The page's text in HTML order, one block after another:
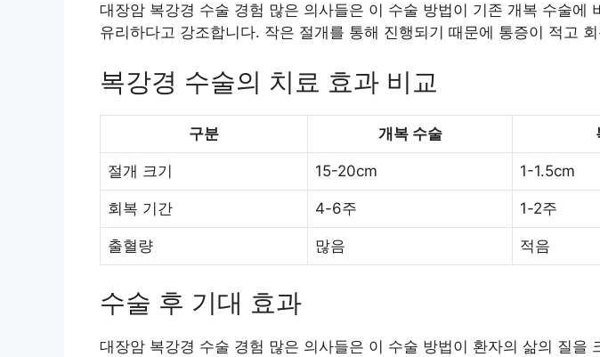
대장암 복강경 수술 경험 많은 의사들은 이 수술 방법이 기존 개복 수술에
유리하다고 강조합니다. 작은 절개를 통해 진행되기 때문에 통증이 적고
복강경 수술의 치료 효과 비교
구분 개복 수술
절개 크기 15-20cm 1-1.5cm
회복 기간 4-6주 1-2주
출혈량 많음 적음
수술 후 기대 효과
대장암 복강경 수술 경험 많은 의사들은 이 수술 방법이 환자의 삶의 질을